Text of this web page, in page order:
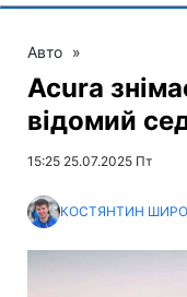
Авто »
Acura
відомий
15:25 25.07.2025 Пт
КОСТЯНТИН